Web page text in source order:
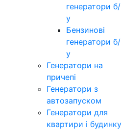
генератори б/
у
Бензинові
генератори б/
у
Генератори на
причепі
Генератори з
автозапуском
Генератори для
квартири і будинку